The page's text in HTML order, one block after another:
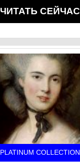
ЧИТАТЬ СЕЙЧАС
PLATINUM COLLECTION